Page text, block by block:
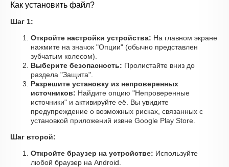
Как установить файл?
Шаг 1:
Откройте настройки устройства: На главном экране
нажмите на значок "Опции" (обычно представлен
зубчатым колесом).
Выберите безопасность: Пролистайте вниз до
раздела "Защита".
Разрешите установку из непроверенных
источников: Найдите опцию "Непроверенные
источники" и активируйте её. Вы увидите
предупреждение о возможных рисках, связанных с
установкой приложений извне Google Play Store.
Шаг второй:
Откройте браузер на устройстве: Используйте
любой браузер на Android.